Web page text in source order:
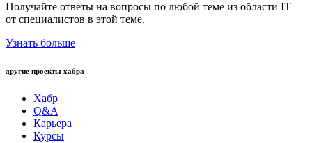
Получайте ответы на вопросы по любой теме из области IT
от специалистов в этой теме.
Узнать больше
другие проекты хабра
Хабр
Q&A
Карьера
Курсы